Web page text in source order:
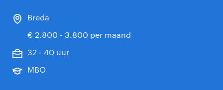
Breda
€ 2.800 - 3.800 per maand
32 - 40 uur
MBO